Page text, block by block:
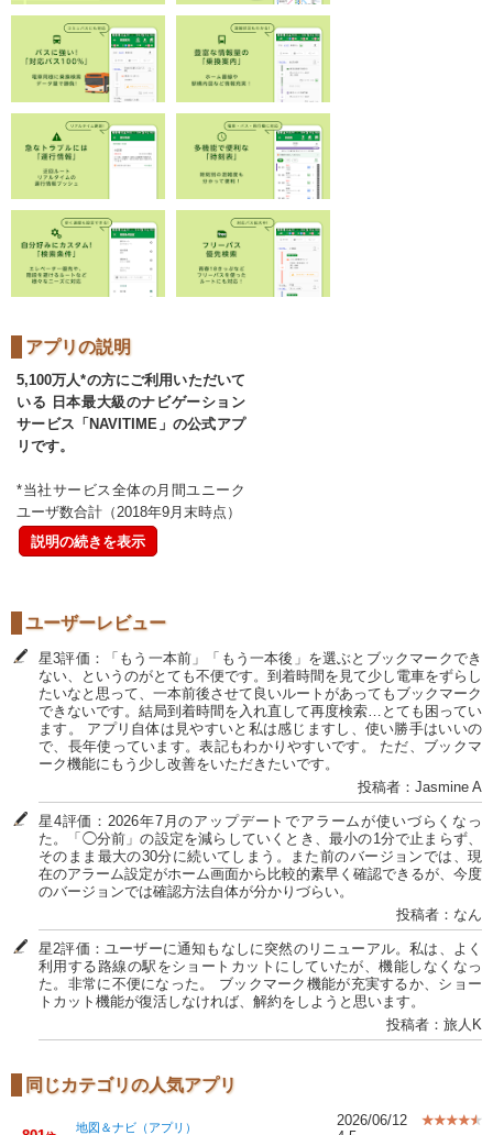
アプリの説明
5,100万人*の方にご利用いただいて
いる 日本最大級のナビゲーション
サービス「NAVITIME」の公式アプ
リです。
*当社サービス全体の月間ユニーク
ユーザ数合計（2018年9月末時点）
説明の続きを表示
ユーザーレビュー
星3評価：「もう一本前」「もう一本後」を選ぶとブックマークでき
ない、というのがとても不便です。到着時間を見て少し電車をずらし
たいなと思って、一本前後させて良いルートがあってもブックマーク
できないです。結局到着時間を入れ直して再度検索…とても困ってい
ます。 アプリ自体は見やすいと私は感じますし、使い勝手はいいの
で、長年使っています。表記もわかりやすいです。 ただ、ブックマ
ーク機能にもう少し改善をいただきたいです。
投稿者：Jasmine A
星4評価：2026年7月のアップデートでアラームが使いづらくなっ
た。「◯分前」の設定を減らしていくとき、最小の1分で止まらず、
そのまま最大の30分に続いてしまう。また前のバージョンでは、現
在のアラーム設定がホーム画面から比較的素早く確認できるが、今度
のバージョンでは確認方法自体が分かりづらい。
投稿者：なん
星2評価：ユーザーに通知もなしに突然のリニューアル。私は、よく
利用する路線の駅をショートカットにしていたが、機能しなくなっ
た。非常に不便になった。 ブックマーク機能が充実するか、ショー
トカット機能が復活しなければ、解約をしようと思います。
投稿者：旅人K
同じカテゴリの人気アプリ
地図＆ナビ（アプリ）
2026/06/12